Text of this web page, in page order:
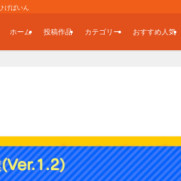
げぱいん
ホーム 投稿作品 カテゴリー おすすめ人気